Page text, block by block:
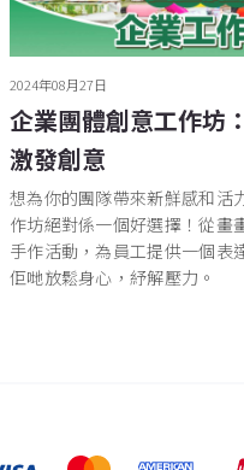
2024年08月27日
企業團體創意工作坊
激發創意
想為你的團隊帶來新鮮感和活
作坊絕對係一個好選擇！從畫
手作活動，為員工提供一個表
佢哋放鬆身心，紓解壓力。